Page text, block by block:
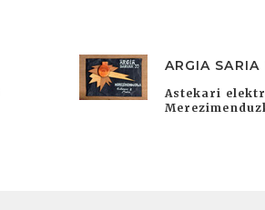
ARGIA SARIA
Astekari